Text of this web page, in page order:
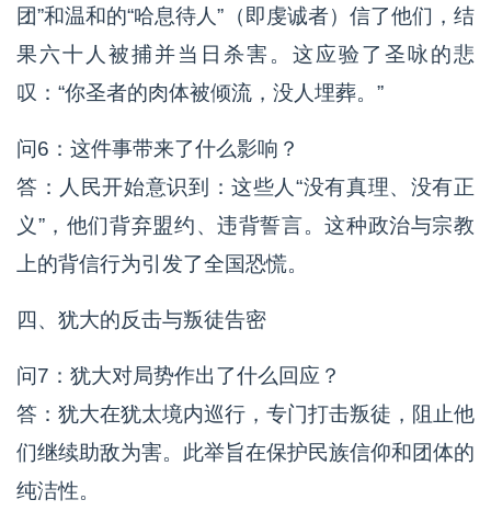
团”和温和的“哈息待人”（即虔诚者）信了他们，结
果六十人被捕并当日杀害。这应验了圣咏的悲
叹：“你圣者的肉体被倾流，没人埋葬。”
问6：这件事带来了什么影响？
答：人民开始意识到：这些人“没有真理、没有正
义”，他们背弃盟约、违背誓言。这种政治与宗教
上的背信行为引发了全国恐慌。
四、犹大的反击与叛徒告密
问7：犹大对局势作出了什么回应？
答：犹大在犹太境内巡行，专门打击叛徒，阻止他
们继续助敌为害。此举旨在保护民族信仰和团体的
纯洁性。